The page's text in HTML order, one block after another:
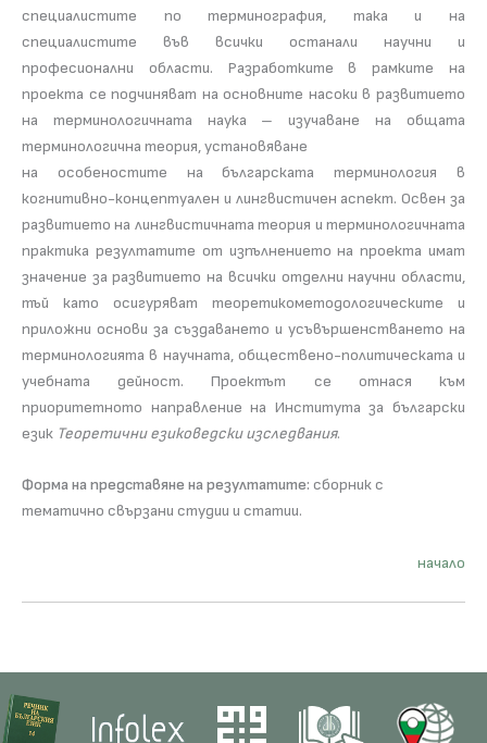
специалистите по терминография, така и на
специалистите във всички останали научни и
професионални области. Разработките в рамките на
проекта се подчиняват на основните насоки в развитието
на терминологичната наука – изучаване на общата
терминологична теория, установяване
на особеностите на българската терминология в
когнитивно-концептуален и лингвистичен аспект. Освен за
развитието на лингвистичната теория и терминологичната
практика резултатите от изпълнението на проекта имат
значение за развитието на всички отделни научни области,
тъй като осигуряват теоретикометодологическите и
приложни основи за създаването и усъвършенстването на
терминологията в научната, обществено-политическата и
учебната дейност. Проектът се отнася към
приоритетното направление на Института за български
език Теоретични езиковедски изследвания.
Форма на представяне на резултатите: сборник с
тематично свързани студии и статии.
начало